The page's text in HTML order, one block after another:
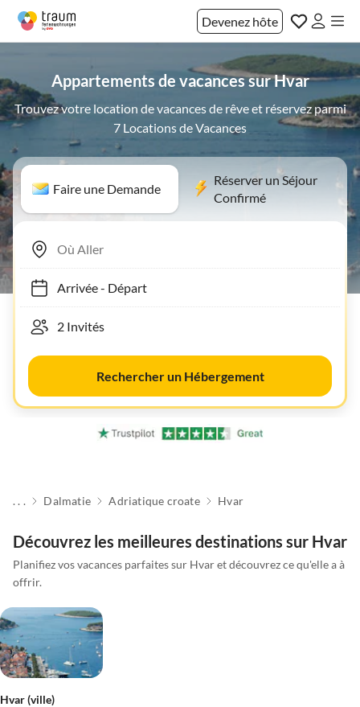
Devenez hôte
Appartements de vacances sur Hvar
Trouvez votre location de vacances de rêve et réservez parmi
7 Locations de Vacances
Faire une Demande
Réserver un Séjour
Confirmé
Arrivée- Départ
Rechercher un Hébergement
. . . Dalmatie Adriatique croate Hvar
Découvrez les meilleures destinations sur Hvar
Planifiez vos vacances parfaites sur Hvar et découvrez ce qu'elle a à
offrir.
Hvar (ville)